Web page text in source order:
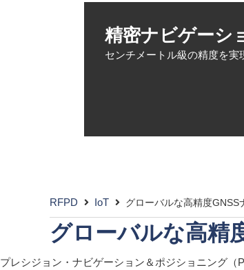
精密ナビゲーシ
センチメートル級の精度を
RFPD IoT グローバルな高精度GNSS
グローバルな高精
プレシジョン・ナビゲーション＆ポジショニング（